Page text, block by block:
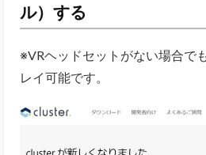
ル）する
※VRヘッドセットがない場合で
レイ可能です。